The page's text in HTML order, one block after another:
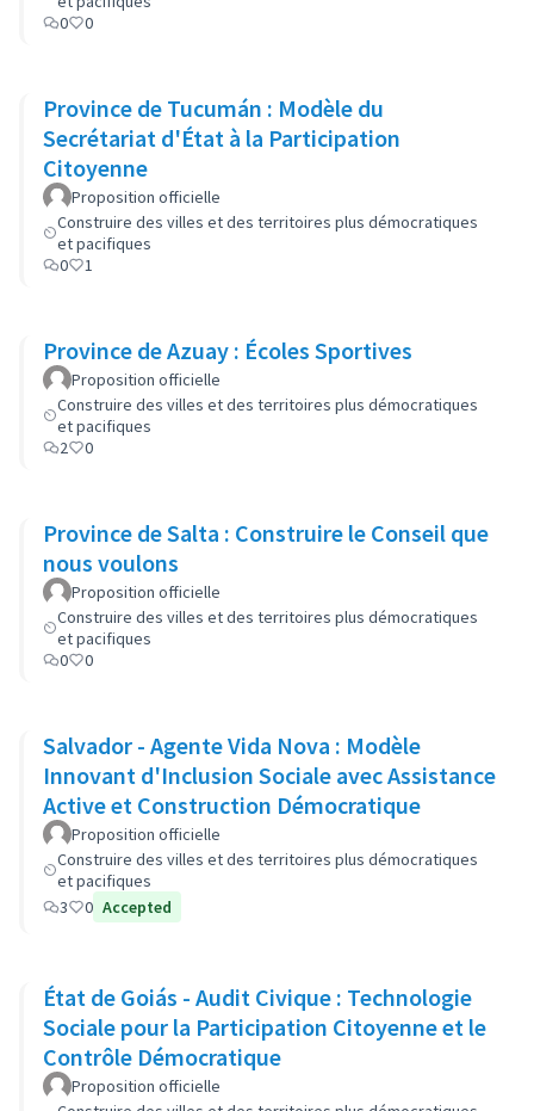
0
0
Province de Tucumán : Modèle du
Secrétariat d'État à la Participation
Citoyenne
Proposition officielle
Construire des villes et des territoires plus démocratiques
et pacifiques
0
1
Province de Azuay : Écoles Sportives
Proposition officielle
Construire des villes et des territoires plus démocratiques
et pacifiques
2
0
Province de Salta : Construire le Conseil que
nous voulons
Proposition officielle
Construire des villes et des territoires plus démocratiques
et pacifiques
0
0
Salvador - Agente Vida Nova : Modèle
Innovant d'Inclusion Sociale avec Assistance
Active et Construction Démocratique
Proposition officielle
Construire des villes et des territoires plus démocratiques
et pacifiques
3
0 Accepted
État de Goiás - Audit Civique : Technologie
Sociale pour la Participation Citoyenne et le
Contrôle Démocratique
Proposition officielle